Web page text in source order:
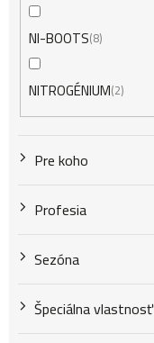
NI-BOOTS 8
NITROGÉNIUM 2
Pre koho
Profesia
Sezóna
Špeciálna vlastnosť